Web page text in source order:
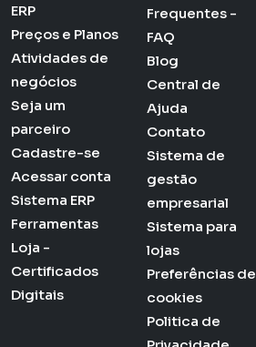
ERP
Preços e Planos
Atividades de
negócios
Seja um
parceiro
Cadastre-se
Acessar conta
Sistema ERP
Ferramentas
Loja -
Certificados
Digitais
Frequentes -
FAQ
Blog
Central de
Ajuda
Contato
Sistema de
gestão
empresarial
Sistema para
lojas
Preferências de
cookies
Politica de